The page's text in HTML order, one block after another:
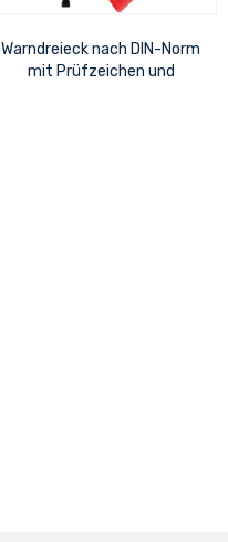
Warndreieck nach DIN-Norm
mit Prüfzeichen und